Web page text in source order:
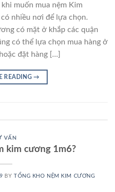
muốn mua nệm Kim
nhiều nơi để lựa chọn.
có mặt ở khắp các quận
có thể lựa chọn mua hàng ở
đặt hàng […]
READING→
VẤN
kim cương 1m6?
BYTỔNG KHO NỆM KIM CƯƠNG